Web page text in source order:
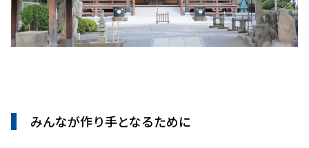
みんなが作り手となるために